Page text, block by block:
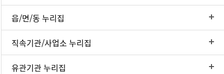
읍/면/동 누리집
직속기관/사업소 누리집
유관기관 누리집